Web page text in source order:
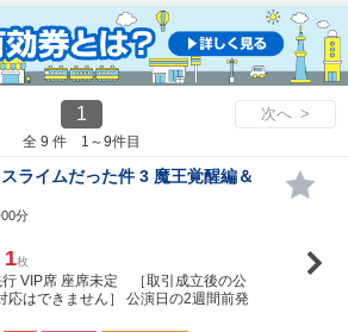
1 次へ >
全 9 件 1～9件目
ライムだった件 3 魔王覚醒編＆
分
1枚
行 VIP席 座席未定 ［取引成立後の公
応はできません］ 公演日の2週間前発